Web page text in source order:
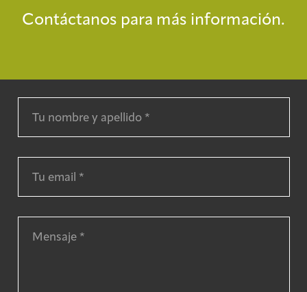
Contáctanos para más información.